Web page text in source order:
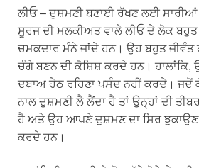
ਲੀਓ – ਦੁਸ਼ਮਣੀ ਬਣਾਈ ਰੱਖਣ ਲਈ ਸਾਰੀਆਂ
ਸੂਰਜ ਦੀ ਮਲਕੀਅਤ ਵਾਲੇ ਲੀਓ ਦੇ ਲੋਕ
ਚਮਕਦਾਰ ਮੰਨੇ ਜਾਂਦੇ ਹਨ। ਉਹ ਬਹੁਤ ਜੀਵੰਤ
ਚੰਗੇ ਬਣਨ ਦੀ ਕੋਸ਼ਿਸ਼ ਕਰਦੇ ਹਨ। ਹਾਲਾਂਕਿ,
ਦਬਾਅ ਹੇਠ ਰਹਿਣਾ ਪਸੰਦ ਨਹੀਂ ਕਰਦੇ। ਜਦੋਂ
ਨਾਲ ਦੁਸ਼ਮਣੀ ਲੈ ਲੈਂਦਾ ਹੈ ਤਾਂ ਉਨ੍ਹਾਂ ਦੀ
ਹੈ ਅਤੇ ਉਹ ਆਪਣੇ ਦੁਸ਼ਮਣ ਦਾ ਸਿਰ ਝੁਕਾਉਣ
ਕਰਦੇ ਹਨ।